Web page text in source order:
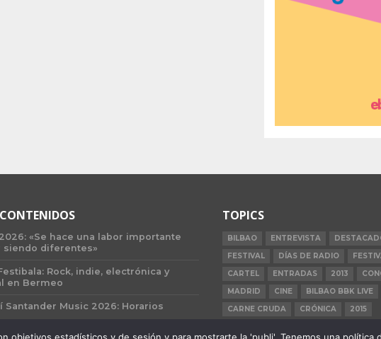
«Se hace una labor importante
siendo diferentes»
Rock, indie, electrónica y
en Bermeo
Santander Music 2026: Horarios
TOPICS
BILBAO ENTREVISTA
FESTIVAL
DÍAS DE RADIO
CARTEL
ENTRADAS 2013
MADRID
CINE BILBAO BBK LIVE
CARNE CRUDA
CRÓNICA 2015